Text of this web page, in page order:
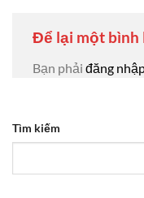
Để lại một bình
Bạn phải đăng
Tìm kiếm